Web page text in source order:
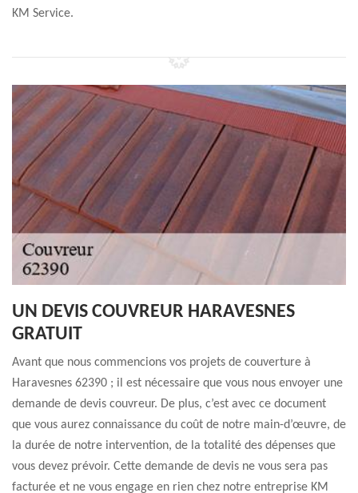
KM Service.
UN DEVIS COUVREUR HARAVESNES
GRATUIT
Avant que nous commencions vos projets de couverture à
Haravesnes 62390 ; il est nécessaire que vous nous envoyer une
demande de devis couvreur. De plus, c’est avec ce document
que vous aurez connaissance du coût de notre main-d’œuvre, de
la durée de notre intervention, de la totalité des dépenses que
vous devez prévoir. Cette demande de devis ne vous sera pas
facturée et ne vous engage en rien chez notre entreprise KM